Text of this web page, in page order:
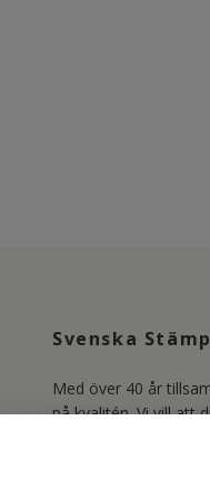
Svenska
Med över 40 år
på kvalitén. Vi vill att
Photopolymer. Läs